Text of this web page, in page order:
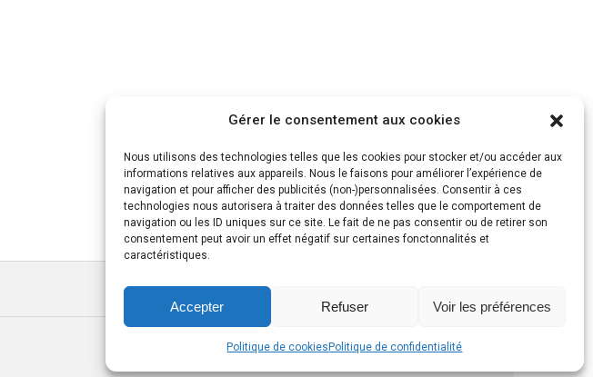
Gérer le consentement aux cookies
Nous utilisons des technologies telles que les cookies pour stocker et/ou accéder aux
informations relatives aux appareils. Nous le faisons pour améliorer l’expérience de
navigation et pour afficher des publicités (non-)personnalisées. Consentir à ces
technologies nous autorisera à traiter des données telles que le comportement de
navigation ou les ID uniques sur ce site. Le fait de ne pas consentir ou de retirer son
consentement peut avoir un effet négatif sur certaines fonctonnalités et
caractéristiques.
Accepter Refuser Voir les préférences
Politique de cookies Politique de confidentialité